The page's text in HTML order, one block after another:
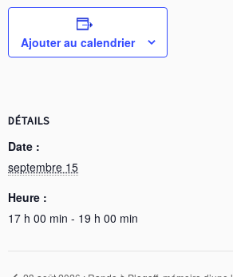
Ajouter au calendrier
DÉTAILS
Date :
septembre 15
Heure :
17 h 00 min - 19 h 00 min